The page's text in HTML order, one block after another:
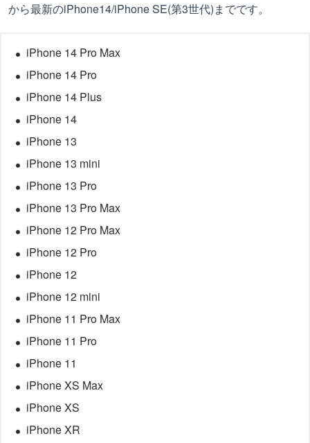
から最新のiPhone14/iPhone SE(第3世代)までです。
iPhone 14 Pro Max
iPhone 14 Pro
iPhone 14 Plus
iPhone 14
iPhone 13
iPhone 13 mini
iPhone 13 Pro
iPhone 13 Pro Max
iPhone 12 Pro Max
iPhone 12 Pro
iPhone 12
iPhone 12 mini
iPhone 11 Pro Max
iPhone 11 Pro
iPhone 11
iPhone XS Max
iPhone XS
iPhone XR